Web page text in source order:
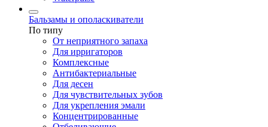
Бальзамы и ополаскиватели
По типу
От неприятного запаха
Для ирригаторов
Комплексные
Антибактериальные
Для десен
Для чувствительных зубов
Для укрепления эмали
Концентрированные